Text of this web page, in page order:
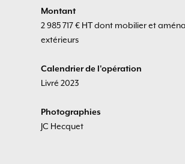
Montant
2 985 717 € HT dont mobilier et
extérieurs
Calendrier de l'opération
Livré 2023
Photographies
JC Hecquet